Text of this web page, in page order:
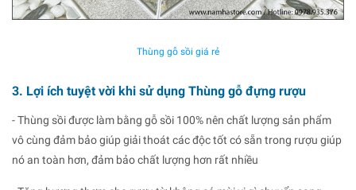
Thùng gỗ sồi giá rẻ
3. Lợi ích tuyệt vời khi sử dụng Thùng gỗ đựng rượu
- Thùng sồi được làm bằng gỗ sồi 100% nên chất lượng sản phẩm
vô cùng đảm bảo giúp giải thoát các độc tốt có sẵn trong rượu giúp
nó an toàn hơn, đảm bảo chất lượng hơn rất nhiều